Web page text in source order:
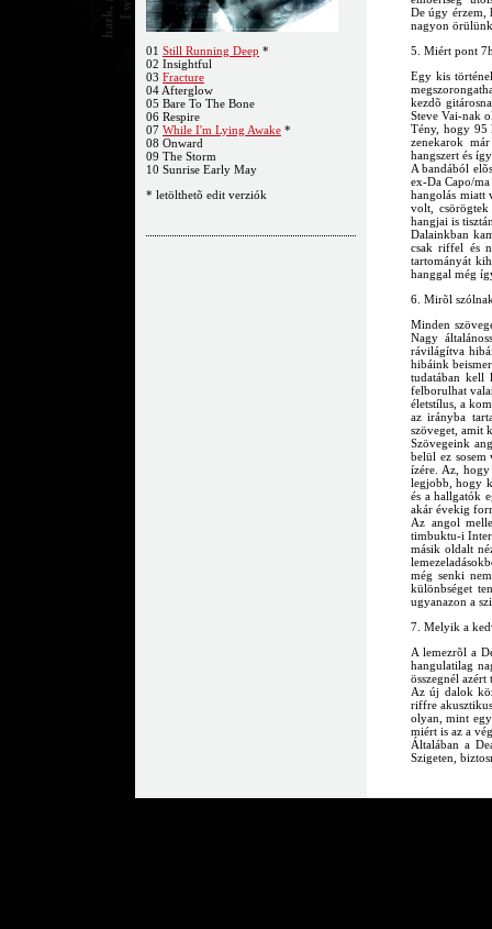
01 Still Running Deep *
02 Insightful
03 Fracture
04 Afterglow
05 Bare To The Bone
06 Respire
07 While I'm Lying Awake *
08 Onward
09 The Storm
10 Sunrise Early May
* letölthetõ edit verziók
De úgy érzem,
nagyon
5. Miért pont
Egy kis
kezdõ
Steve Vai-nak
Tény, hogy 95
zenekarok
hangszert és
A bandából
ex-Da Capo/
hangolás miatt
volt, csörögtek
hangjai is
Dalainkban
csak riffel és
tartományát
hanggal még
6. Mirõl
Minden
Nagy
rávilágítva
hibáink
tudatában kell
felborulhat
életstílus, a
az irányba
szöveget, amit
Szövegeink
belül ez sosem
ízére. Az,
legjobb, hogy
és a hallgatók
akár évekig
Az angol
timbuktu-i
másik oldalt
még senki
különbséget
ugyanazon a
7. Melyik a
A lemezrõl a
hangulatilag
összegnél
Az új dalok
riffre
olyan, mint
miért is az a
Általában a
Szigeten,